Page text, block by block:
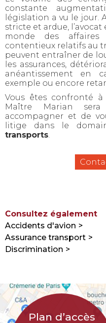
constante
législation a vu le jour.
stricte et ardue,
monde des
contentieux relatifs au
peuvent entraîner de
les assurances,
anéantissement en
exemple ou encore
Vous êtes confronté
Maître Marian
accompagner et de
litige dans le
transports.
Consultez également
Accidents d'avion
Assurance transport
Discrimination
Plan d’accès